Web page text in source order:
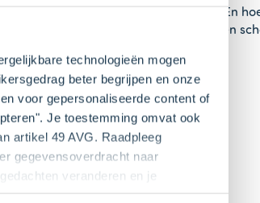
technologieën mogen
beter begrijpen en onze
voor gepersonaliseerde content of
Je toestemming omvat ook
artikel 49 AVG. Raadpleeg
gegevensoverdracht naar
veranderen en je
zijn het perfecte tussendoortje. En
je ook komkommer eet? Maak een